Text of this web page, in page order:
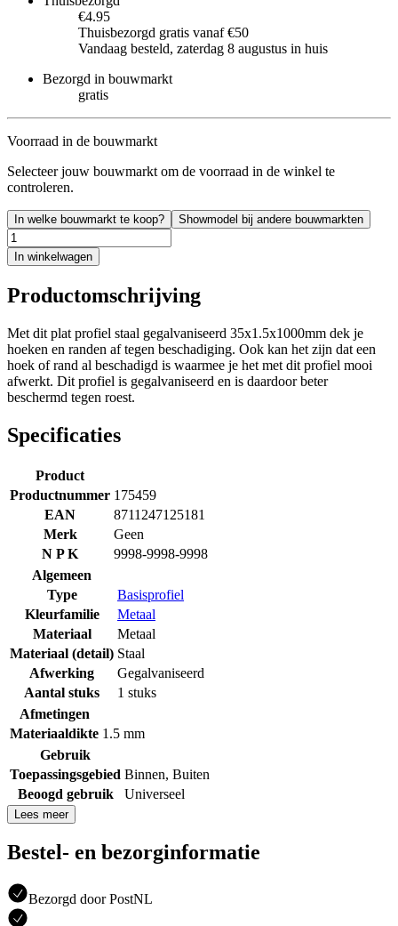
€4.95
Thuisbezorgd gratis vanaf €50
Vandaag besteld, zaterdag 8 augustus in huis
Bezorgd in bouwmarkt
gratis
Voorraad in de bouwmarkt
Selecteer jouw bouwmarkt om de voorraad in de winkel te
controleren.
In welke bouwmarkt te koop? Showmodel bij andere bouwmarkten
In winkelwagen
Productomschrijving
Met dit plat profiel staal gegalvaniseerd 35x1.5x1000mm dek je
hoeken en randen af tegen beschadiging. Ook kan het zijn dat een
hoek of rand al beschadigd is waarmee je het met dit profiel mooi
afwerkt. Dit profiel is gegalvaniseerd en is daardoor beter
beschermd tegen roest.
Specificaties
Product
Productnummer 175459
EAN
8711247125181
Merk
Geen
N P K
9998-9998-9998
Algemeen
Type
Basisprofiel
Kleurfamilie
Metaal
Materiaal
Metaal
Materiaal (detail) Staal
Afwerking
Gegalvaniseerd
Aantal stuks
1 stuks
Afmetingen
Materiaaldikte 1.5 mm
Gebruik
Toepassingsgebied Binnen, Buiten
Beoogd gebruik
Universeel
Lees meer
Bestel- en bezorginformatie
Bezorgd door PostNL